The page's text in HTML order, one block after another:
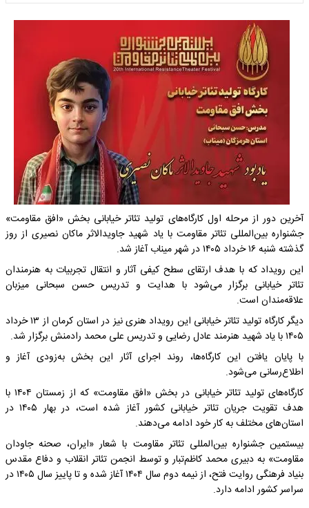
آخرین دور از مرحله اول کارگاه‌های تولید تئاتر خیابانی بخش «افق مقاومت»
جشنواره بین‌المللی تئاتر مقاومت با یاد شهید جاویدالاثر ماکان نصیری از روز
گذشته شنبه ۱۶ خرداد ۱۴۰۵ در شهر میناب آغاز شد.
این رویداد که با هدف ارتقای سطح کیفی آثار و انتقال تجربیات به هنرمندان
تئاتر خیابانی برگزار می‌شود با هدایت و تدریس حسن سبحانی میزبان
علاقه‌مندان است.
دیگر کارگاه تولید تئاتر خیابانی این رویداد هنری نیز در استان کرمان از ۱۳ خرداد
۱۴۰۵ با یاد شهید هنرمند عادل رضایی و تدریس علی محمد رادمنش برگزار شد.
با پایان یافتن این کارگاه‌ها، روند اجرای آثار این بخش به‌زودی آغاز و
اطلاع‌رسانی می‌شود.
کارگاه‌های تولید تئاتر خیابانی در بخش «افق مقاومت» که از زمستان ۱۴۰۴ با
هدف تقویت جریان تئاتر خیابانی کشور آغاز شده است، در بهار ۱۴۰۵ در
استان‌های مختلف به کار خود ادامه می‌دهند.
بیستمین جشنواره بین‌المللی تئاتر مقاومت با شعار «ایران، صحنه جاودان
مقاومت» به دبیری محمد کاظم‌تبار و توسط انجمن تئاتر انقلاب و دفاع مقدس
بنیاد فرهنگی روایت فتح، از نیمه دوم سال ۱۴۰۴ آغاز شده و تا پاییز سال ۱۴۰۵ در
سراسر کشور ادامه دارد.